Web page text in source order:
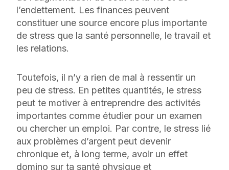
l’endettement. Les finances peuvent
constituer une source encore plus importante
de stress que la santé personnelle, le travail et
les relations.
Toutefois, il n’y a rien de mal à ressentir un
peu de stress. En petites quantités, le stress
peut te motiver à entreprendre des activités
importantes comme étudier pour un examen
ou chercher un emploi. Par contre, le stress lié
aux problèmes d’argent peut devenir
chronique et, à long terme, avoir un effet
domino sur ta santé physique et